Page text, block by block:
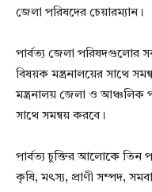
জেলা পরিষদের চেয়ারম্যান।
পার্বত্য জেলা পরিষদগুলোর
বিষয়ক মন্ত্রনালয়ের সাথে
মন্ত্রনালয় জেলা ও আঞ্চলিক
সাথে সমন্বয় করবে।
পার্বত্য চুক্তির আলোকে তিন
কৃষি, মৎস্য, প্রাণী সম্পদ,